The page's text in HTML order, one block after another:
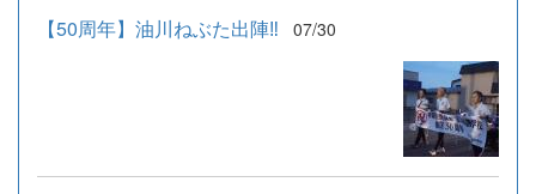
【50周年】油川ねぶた出陣‼ 07/30